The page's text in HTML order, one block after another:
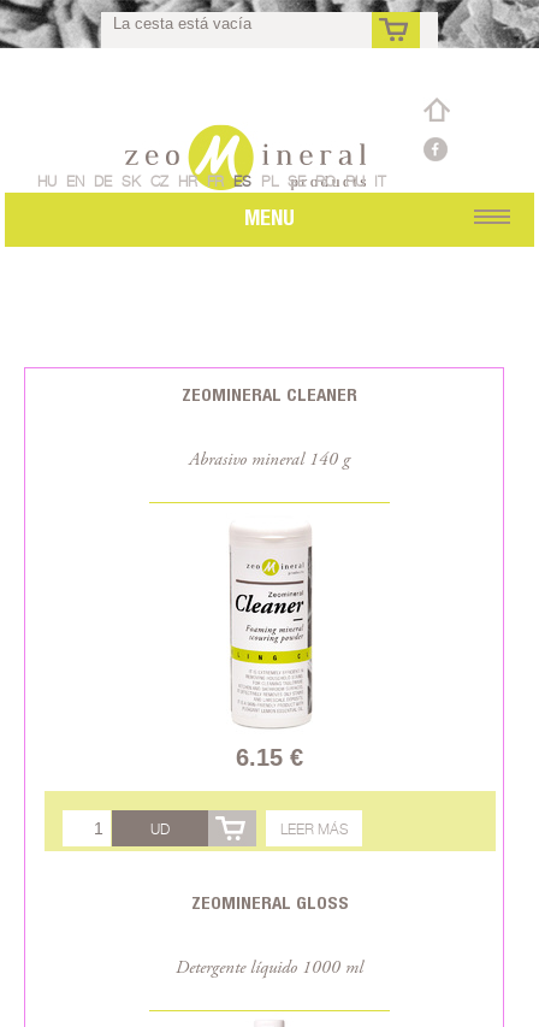
La cesta está vacía
es
HU EN DE SK CZ HR FR ES PL SE RO RU IT
MENU
ZEOMINERAL CLEANER
Abrasivo mineral 140 g
6.15 €
UD LEER MÁS
ZEOMINERAL GLOSS
Detergente líquido 1000 ml